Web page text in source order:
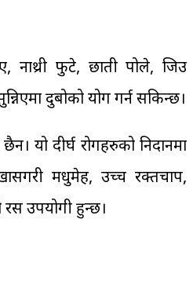
नाथ्री फुटे, छाती पोले, जिउ
दुबोको प्रयोग गर्न सकिन्छ।
यो दीर्घ रोगहरुको निदानमा
खासगरी मधुमेह, उच्च रक्तचाप,
उपयोगी हुन्छ।